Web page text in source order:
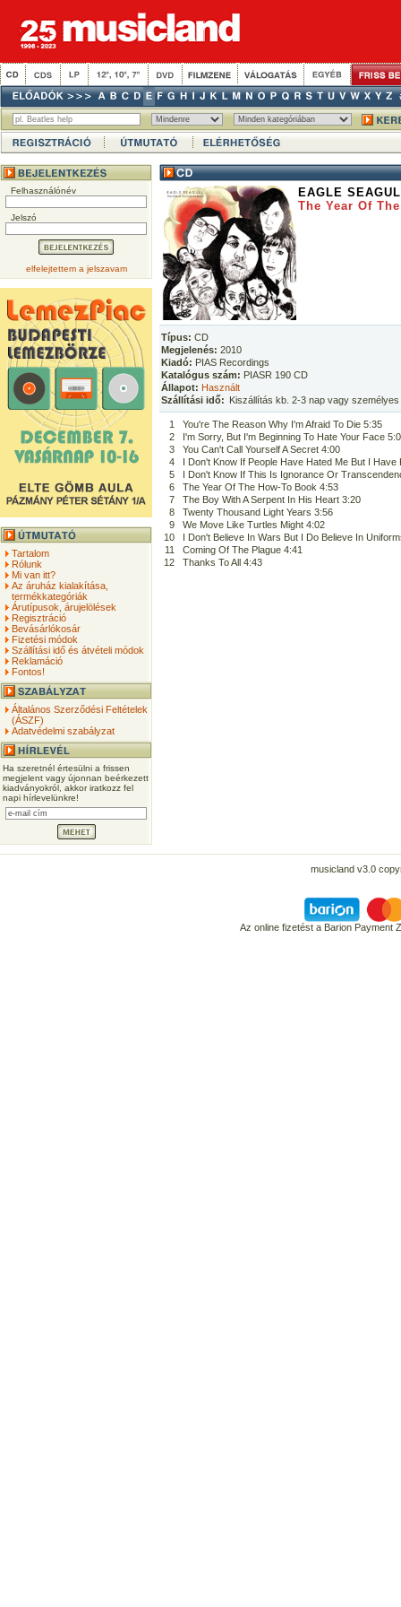
Felhasználónév
Jelszó
elfelejtettem a jelszavam
Tartalom
Rólunk
Mi van itt?
Az áruház kialakítása,
termékkategóriák
Árutípusok, árujelölések
Regisztráció
Bevásárlókosár
Fizetési módok
Szállítási idő és átvételi módok
Reklamáció
Fontos!
Általános Szerződési Feltételek
(ÁSZF)
Adatvédelmi szabályzat
Ha szeretnél értesülni a frissen
megjelent vagy újonnan beérkezett
kiadványokról, akkor iratkozz fel
napi hírlevelünkre!
EAGLE
The Year Of
Típus: CD
Megjelenés: 2010
Kiadó: PIAS Recordings
Katalógus szám: PIASR 190 CD
Állapot: Használt
Szállítási idő: Kiszállítás kb. 2-3 nap vagy
1
You're The Reason Why I'm Afraid To Die 5:35
2
I'm Sorry, But I'm Beginning To Hate Your Face
3
You Can't Call Yourself A Secret 4:00
4
I Don't Know If People Have Hated Me But I Have
5
I Don't Know If This Is Ignorance Or
6
The Year Of The How-To Book 4:53
7
The Boy With A Serpent In His Heart 3:20
8
Twenty Thousand Light Years 3:56
9
We Move Like Turtles Might 4:02
10
I Don't Believe In Wars But I Do Believe In
11
Coming Of The Plague 4:41
12
Thanks To All 4:43
musicland v3.0
Az online fizetést a Barion Payment